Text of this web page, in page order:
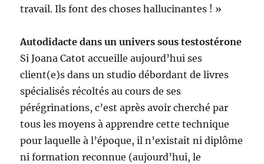
travail. Ils font des choses hallucinantes ! »
Autodidacte dans un univers sous testostérone
Si Joana Catot accueille aujourd’hui ses
client(e)s dans un studio débordant de livres
spécialisés récoltés au cours de ses
pérégrinations, c’est après avoir cherché par
tous les moyens à apprendre cette technique
pour laquelle à l’époque, il n’existait ni diplôme
ni formation reconnue (aujourd’hui, le